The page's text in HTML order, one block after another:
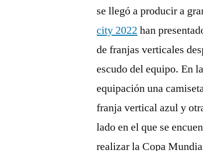
se llegó a producir a
city 2022 han
de franjas verticales
escudo del equipo. En
equipación una
franja vertical azul y
lado en el que se
realizar la Copa